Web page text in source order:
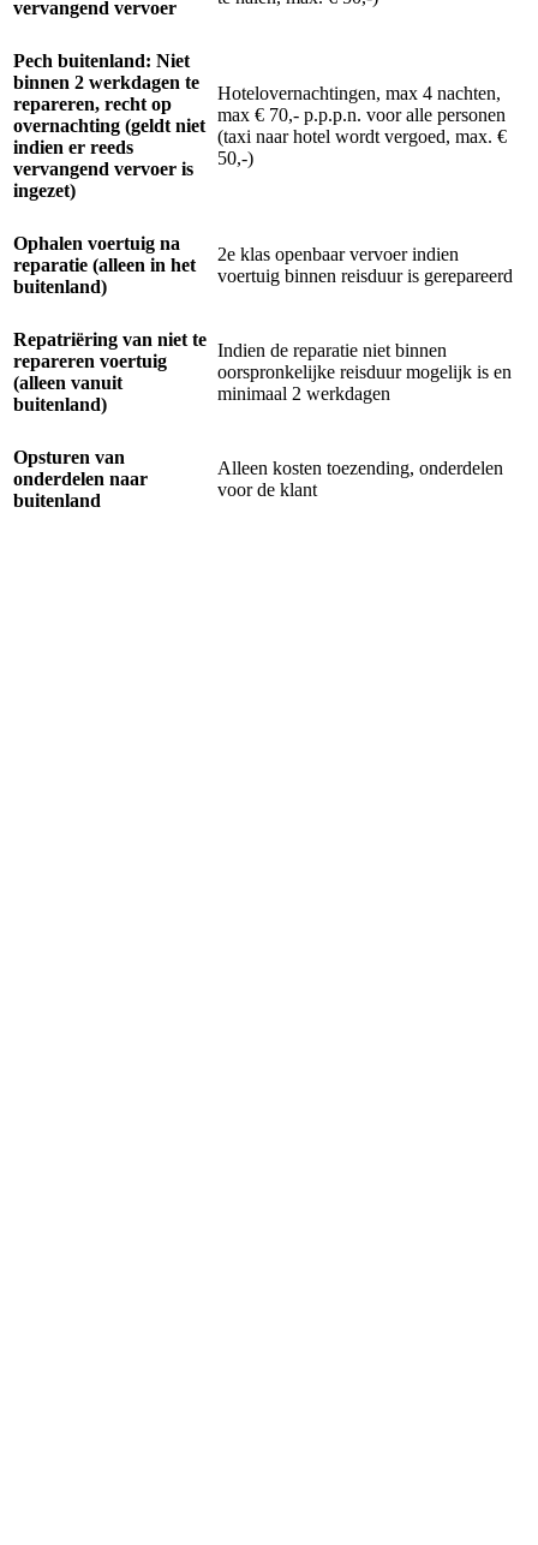
vervangend vervoer
Pech buitenland: Niet
binnen 2 werkdagen te
repareren, recht op
overnachting (geldt niet
indien er reeds
vervangend vervoer is
ingezet)
Hotelovernachtingen, max 4 nachten,
max € 70,- p.p.p.n. voor alle personen
(taxi naar hotel wordt vergoed, max. €
50,-)
Ophalen voertuig na
reparatie (alleen in het
buitenland)
2e klas openbaar vervoer indien
voertuig binnen reisduur is gerepareerd
Repatriëring van niet te
repareren voertuig
(alleen vanuit
buitenland)
Indien de reparatie niet binnen
oorspronkelijke reisduur mogelijk is en
minimaal 2 werkdagen
Opsturen van
onderdelen naar
buitenland
Alleen kosten toezending, onderdelen
voor de klant